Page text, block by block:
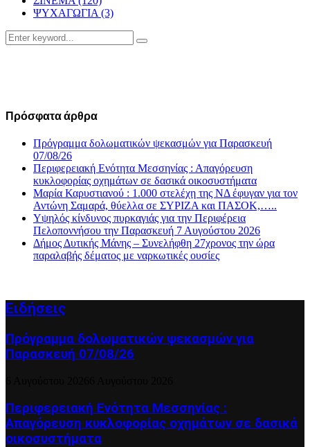
ΨΥΧΑΓΩΓΙΑ (3)
Search
for:
Search
Πρόσφατα άρθρα
Πρόγραμμα δολωματικών ψεκασμών για Παρασκευή
07/08/26
Περιφερειακή Ενότητα Μεσσηνίας : Απαγόρευση
κυκλοφορίας οχημάτων σε δασικά οικοσυστήματα
Μαρία Καρυστιανού : 1.000 στελέχη της ΝΔ έφυγαν για τον
Αντώνη Σαμαρά, θύελλα σε ΣΥΡΙΖΑ και ΠΑΣΟΚ,…..
Υψηλός κίνδυνος πυρκαγιάς για την Περιφέρεια
Πελοποννήσου την Παρασκευή 7 Αυγούστου 2026
Δήμος Δυτικής Μάνης – Συνελήφθη 27χρονος την ώρα
παραλαβής δέματος με ναρκωτικές ουσίες
Ειδήσεις
Πρόγραμμα δολωματικών ψεκασμών για
Παρασκευή 07/08/26
Περιφερειακή Ενότητα Μεσσηνίας :
Απαγόρευση κυκλοφορίας οχημάτων σε δασικά
οικοσυστήματα